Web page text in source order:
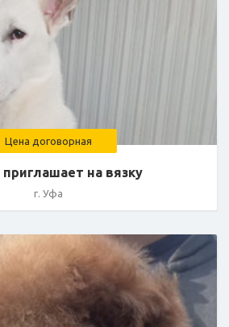
Цена договорная
приглашает на вязку
г. Уфа